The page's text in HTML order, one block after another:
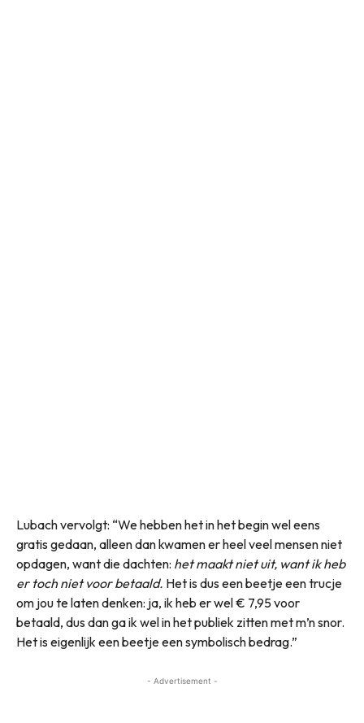
Lubach vervolgt: “We hebben het in het begin wel eens
gratis gedaan, alleen dan kwamen er heel veel mensen niet
opdagen, want die dachten: het maakt niet uit, want ik heb
er toch niet voor betaald. Het is dus een beetje een trucje
om jou te laten denken: ja, ik heb er wel € 7,95 voor
betaald, dus dan ga ik wel in het publiek zitten met m’n snor.
Het is eigenlijk een beetje een symbolisch bedrag.”
- Advertisement -